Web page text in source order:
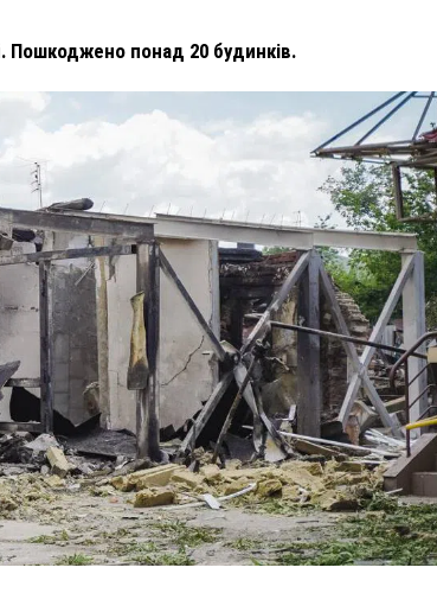
Пошкоджено понад 20 будинків.
ПОРАНЕНЬ, ОТРИМАНИХ НА ВІЙНІ,
ВОЇН ЮРІЙ ВОЙТИК
2025 0